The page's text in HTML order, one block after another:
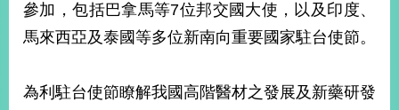
參加，包括巴拿馬等7位邦交國大使，以及印度、
馬來西亞及泰國等多位新南向重要國家駐台使節。
為利駐台使節瞭解我國高階醫材之發展及新藥研發